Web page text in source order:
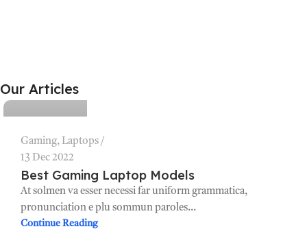
Our Articles
0
Gaming, Laptops
13 Dec 2022
Best Gaming Laptop Models
At solmen va esser necessi far uniform grammatica,
pronunciation e plu sommun paroles...
Continue Reading